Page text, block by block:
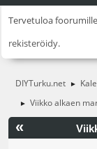
Tervetuloa foorumille
rekisteröidy.
DIYTurku.net ►
► Viikko alkaen
«